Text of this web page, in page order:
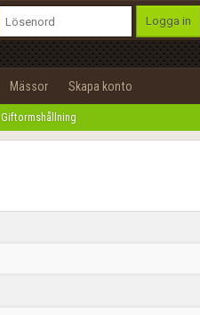
Logga in
Mässor Skapa konto
Giftormshållning